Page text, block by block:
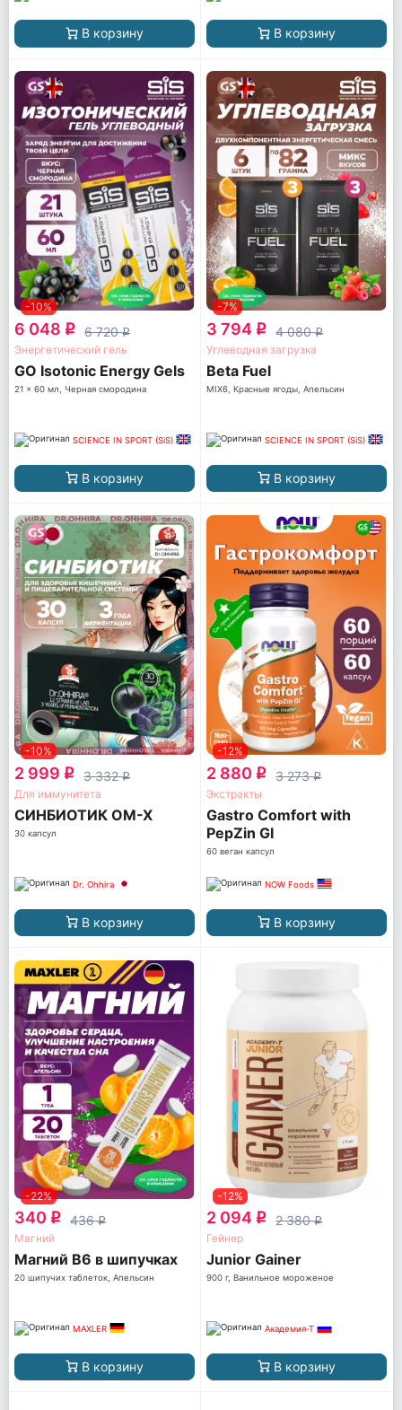
В корзину В корзину
-10%
6 048 q 6 720q
Энергетический гель
GO Isotonic Energy Gels
21 x 60 мл, Черная смородина
SCIENCE IN SPORT (SiS)
В корзину
-7%
3 794 q 4 080q
Углеводная загрузка
Beta Fuel
MIX6, Красные ягоды, Апельсин
SCIENCE IN SPORT (SiS)
В корзину
-10%
2 999 q 3 332q
Для иммунитета
СИНБИОТИК OM-X
30 капсул
Dr. Ohhira
В корзину
-12%
2 880 q 3 273q
Экстракты
Gastro Comfort with
PepZin GI
60 веган капсул
NOW Foods
В корзину
-22%
340 q 436q
Магний
Магний B6 в шипучках
20 шипучих таблеток, Апельсин
MAXLER
В корзину
-12%
2 094 q 2 380q
Гейнер
Junior Gainer
900 г, Ванильное мороженое
Академия-Т
В корзину